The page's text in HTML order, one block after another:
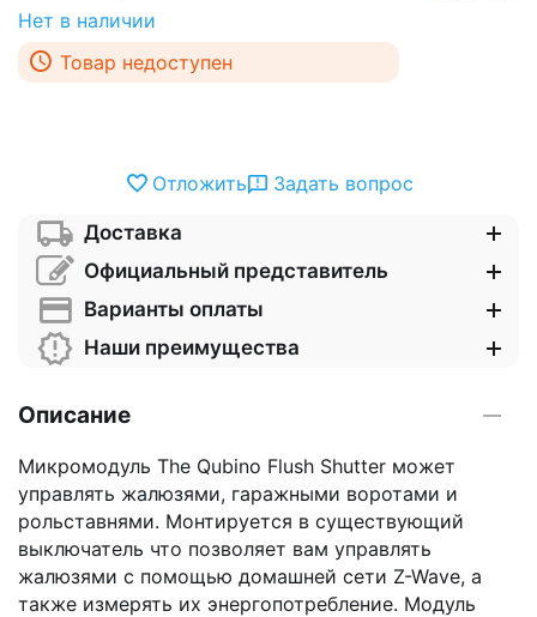
Нет в наличии
Товар недоступен
Отложить Задать вопрос
Доставка
Официальный представитель
Варианты оплаты
Наши преимущества
Описание
Микромодуль The Qubino Flush Shutter может
управлять жалюзями, гаражными воротами и
рольставнями. Монтируется в существующий
выключатель что позволяет вам управлять
жалюзями с помощью домашней сети Z-Wave, а
также измерять их энергопотребление. Модуль